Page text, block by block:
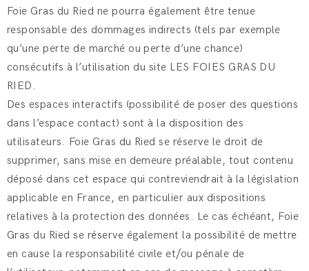
Foie Gras du Ried ne pourra également être tenue
responsable des dommages indirects (tels par exemple
qu’une perte de marché ou perte d’une chance)
consécutifs à l’utilisation du site LES FOIES GRAS DU
RIED.
Des espaces interactifs (possibilité de poser des questions
dans l’espace contact) sont à la disposition des
utilisateurs. Foie Gras du Ried se réserve le droit de
supprimer, sans mise en demeure préalable, tout contenu
déposé dans cet espace qui contreviendrait à la législation
applicable en France, en particulier aux dispositions
relatives à la protection des données. Le cas échéant, Foie
Gras du Ried se réserve également la possibilité de mettre
en cause la responsabilité civile et/ou pénale de